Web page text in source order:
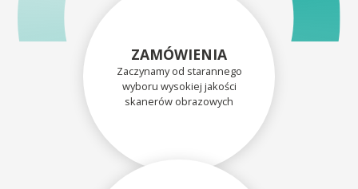
ZAMÓWIENIA
Zaczynamy od starannego
wyboru wysokiej jakości
skanerów obrazowych